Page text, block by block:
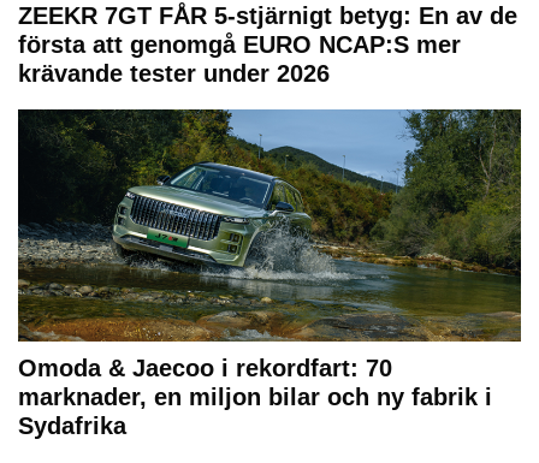
ZEEKR 7GT FÅR 5-stjärnigt betyg: En av de
första att genomgå EURO NCAP:S mer
krävande tester under 2026
Omoda & Jaecoo i rekordfart: 70
marknader, en miljon bilar och ny fabrik i
Sydafrika